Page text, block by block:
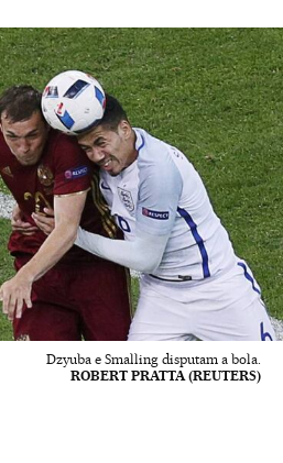
Dzyuba e Smalling disputam a bola.
ROBERT PRATTA (REUTERS)